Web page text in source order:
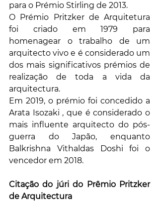
para o Prémio Stirling de 2013.
O Prémio Pritzker de Arquitetura
foi criado em 1979 para
homenagear o trabalho de um
arquitecto vivo e é considerado um
dos mais significativos prémios de
realização de toda a vida da
arquitectura.
Em 2019, o prémio foi concedido a
Arata Isozaki , que é considerado o
mais influente arquitecto do pós-
guerra do Japão, enquanto
Balkrishna Vithaldas Doshi foi o
vencedor em 2018.
Citação do júri do Prêmio Pritzker
de Arquitectura